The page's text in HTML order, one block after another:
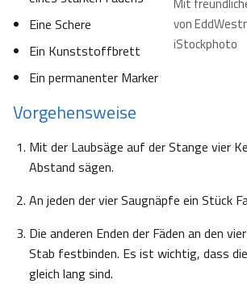
Mit
von
iStockphoto
Eine Schere
Ein Kunststoffbrett
Ein permanenter Marker
Vorgehensweise
Mit der Laubsäge auf der Stange vier
Abstand sägen.
An jeden der vier Saugnäpfe ein Stück
Die anderen Enden der Fäden an den
Stab festbinden. Es ist wichtig, dass
gleich lang sind.